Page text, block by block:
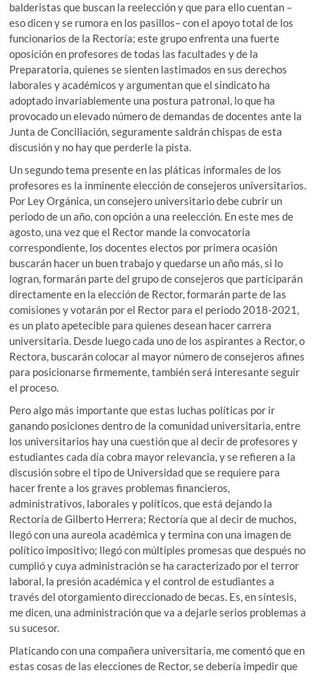
balderistas que buscan la reelección y que para ello cuentan –
eso dicen y se rumora en los pasillos– con el apoyo total de los
funcionarios de la Rectoría; este grupo enfrenta una fuerte
oposición en profesores de todas las facultades y de la
Preparatoria, quienes se sienten lastimados en sus derechos
laborales y académicos y argumentan que el sindicato ha
adoptado invariablemente una postura patronal, lo que ha
provocado un elevado número de demandas de docentes ante la
Junta de Conciliación, seguramente saldrán chispas de esta
discusión y no hay que perderle la pista.
Un segundo tema presente en las pláticas informales de los
profesores es la inminente elección de consejeros universitarios.
Por Ley Orgánica, un consejero universitario debe cubrir un
periodo de un año, con opción a una reelección. En este mes de
agosto, una vez que el Rector mande la convocatoria
correspondiente, los docentes electos por primera ocasión
buscarán hacer un buen trabajo y quedarse un año más, si lo
logran, formarán parte del grupo de consejeros que participarán
directamente en la elección de Rector, formarán parte de las
comisiones y votarán por el Rector para el periodo 2018-2021,
es un plato apetecible para quienes desean hacer carrera
universitaria. Desde luego cada uno de los aspirantes a Rector, o
Rectora, buscarán colocar al mayor número de consejeros afines
para posicionarse firmemente, también será interesante seguir
el proceso.
Pero algo más importante que estas luchas políticas por ir
ganando posiciones dentro de la comunidad universitaria, entre
los universitarios hay una cuestión que al decir de profesores y
estudiantes cada día cobra mayor relevancia, y se refieren a la
discusión sobre el tipo de Universidad que se requiere para
hacer frente a los graves problemas financieros,
administrativos, laborales y políticos, que está dejando la
Rectoría de Gilberto Herrera; Rectoría que al decir de muchos,
llegó con una aureola académica y termina con una imagen de
político impositivo; llegó con múltiples promesas que después no
cumplió y cuya administración se ha caracterizado por el terror
laboral, la presión académica y el control de estudiantes a
través del otorgamiento direccionado de becas. Es, en síntesis,
me dicen, una administración que va a dejarle serios problemas a
su sucesor.
Platicando con una compañera universitaria, me comentó que en
estas cosas de las elecciones de Rector, se debería impedir que